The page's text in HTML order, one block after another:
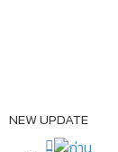
NEW UPDATE